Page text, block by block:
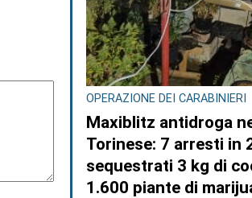
OPERAZIONE DEI CARABINIERI
Maxiblitz antidroga
Torinese: 7 arresti in
sequestrati 3 kg di
1.600 piante di